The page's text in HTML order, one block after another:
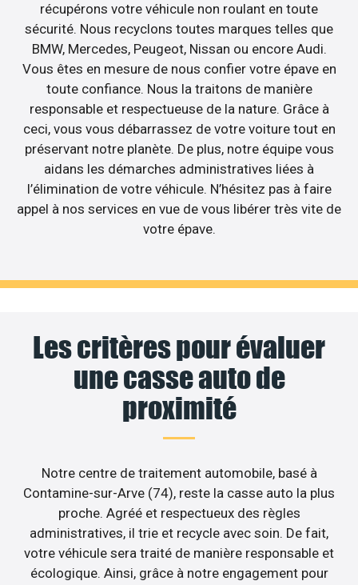
récupérons votre véhicule non roulant en toute
sécurité. Nous recyclons toutes marques telles que
BMW, Mercedes, Peugeot, Nissan ou encore Audi.
Vous êtes en mesure de nous confier votre épave en
toute confiance. Nous la traitons de manière
responsable et respectueuse de la nature. Grâce à
ceci, vous vous débarrassez de votre voiture tout en
préservant notre planète. De plus, notre équipe vous
aidans les démarches administratives liées à
l’élimination de votre véhicule. N’hésitez pas à faire
appel à nos services en vue de vous libérer très vite de
votre épave.
Les critères pour évaluer
une casse auto de
proximité
Notre centre de traitement automobile, basé à
Contamine-sur-Arve (74), reste la casse auto la plus
proche. Agréé et respectueux des règles
administratives, il trie et recycle avec soin. De fait,
votre véhicule sera traité de manière responsable et
écologique. Ainsi, grâce à notre engagement pour